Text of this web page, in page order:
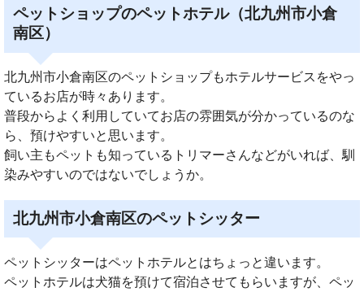
ペットショップのペットホテル（北九州市小倉
南区）
北九州市小倉南区のペットショップもホテルサービスをやっ
ているお店が時々あります。
普段からよく利用していてお店の雰囲気が分かっているのな
ら、預けやすいと思います。
飼い主もペットも知っているトリマーさんなどがいれば、馴
染みやすいのではないでしょうか。
北九州市小倉南区のペットシッター
ペットシッターはペットホテルとはちょっと違います。
ペットホテルは犬猫を預けて宿泊させてもらいますが、ペッ